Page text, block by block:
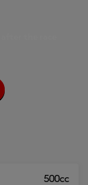
500cc